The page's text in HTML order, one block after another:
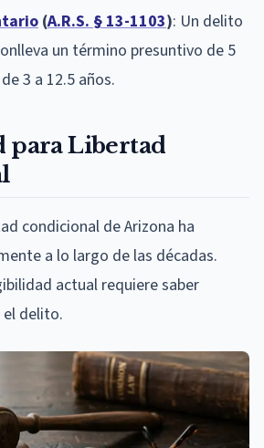
(A.R.S. § 13-1103): Un delito
un término presuntivo de 5
3 a 12.5 años.
para Libertad
condicional de Arizona ha
a lo largo de las décadas.
actual requiere saber
delito.